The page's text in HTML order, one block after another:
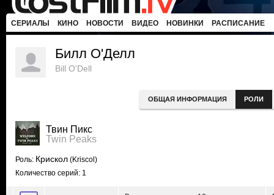
СЕРИАЛЫ КИНО НОВОСТИ ВИДЕО НОВИНКИ РАСПИСАНИЕ
Билл О'Делл
Bill O'Dell
ОБЩАЯ ИНФОРМАЦИЯ РОЛИ
Твин Пикс
Twin Peaks
Роль: Крискол (Kriscol)
Количество серий: 1